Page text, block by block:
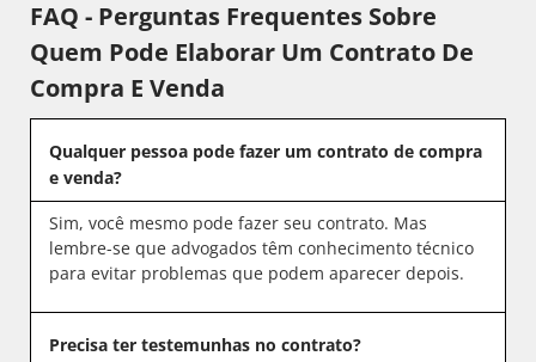
FAQ - Perguntas Frequentes Sobre
Quem Pode Elaborar Um Contrato De
Compra E Venda
Qualquer pessoa pode fazer um contrato de compra
e venda?
Sim, você mesmo pode fazer seu contrato. Mas
lembre-se que advogados têm conhecimento técnico
para evitar problemas que podem aparecer depois.
Precisa ter testemunhas no contrato?